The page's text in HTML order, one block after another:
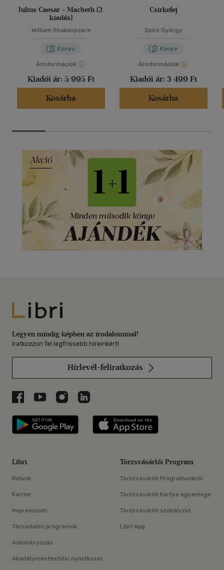
Julius Caesar - Macbeth (2.
kiadás)
William Shakespeare
Könyv
Árinformációk
Kiadói ár: 5 995 Ft
Kosárba
Csirkefej
Spiró György
Könyv
Árinformációk
Kiadói ár: 3 499 Ft
Kosárba
Libri
Legyen mindig képben az irodalommal!
Iratkozzon fel legfrissebb híreinkért!
Hírlevél-feliratkozás
Libri a Facebookon
Libri a Youtube-on
Libri az Instagramon
Libri a LinkedInen
Libri applikáció Szerezd meg: Google
Libri
Rólunk
Karrier
Impresszum
Társadalmi programok
Adományozás
Akadálymentesítési nyilatkozat
Törzsvásárlói Program
Törzsvásárlói Programunkról
Törzsvásárlói Kártya egyenlege
Törzsvásárlói szabályzat
Libri App